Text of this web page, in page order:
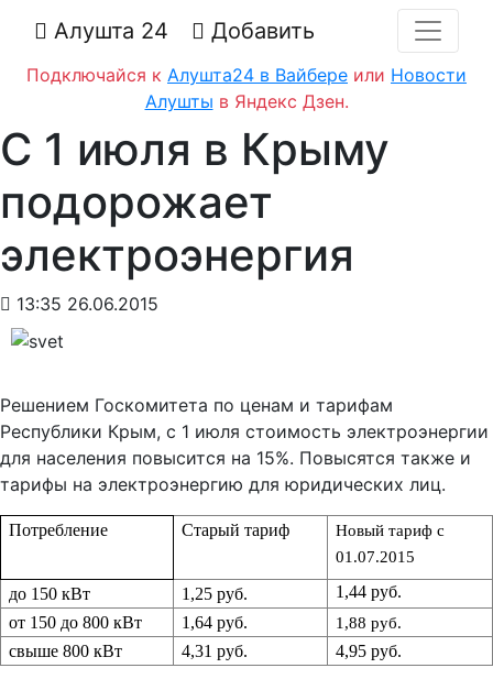
Алушта 24 Добавить
Подключайся к Алушта24 в Вайбере или Новости
Алушты в Яндекс Дзен.
С 1 июля в Крыму
подорожает
электроэнергия
13:35 26.06.2015
Решением Госкомитета по ценам и тарифам
Республики Крым, с 1 июля стоимость электроэнергии
для населения повысится на 15%. Повысятся также и
тарифы на электроэнергию для юридических лиц.
Потребление Старый тариф
Новый тариф с
01.07.2015
до 150 кВт 1,25 руб.
1,44 руб.
от 150 до 800 кВт
1,64 руб. 1,88 руб.
свыше 800 кВт 4,31 руб. 4,95 руб.